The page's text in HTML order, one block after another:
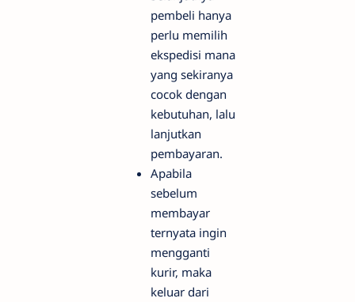
pembeli hanya
perlu memilih
ekspedisi mana
yang sekiranya
cocok dengan
kebutuhan, lalu
lanjutkan
pembayaran.
Apabila
sebelum
membayar
ternyata ingin
mengganti
kurir, maka
keluar dari